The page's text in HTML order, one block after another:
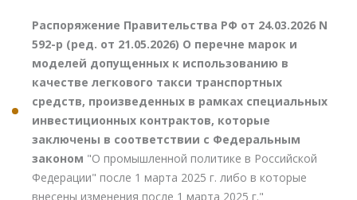
Распоряжение Правительства РФ от 24.03.2026 N
592-р (ред. от 21.05.2026) О перечне марок и
моделей допущенных к использованию в
качестве легкового такси транспортных
средств, произведенных в рамках специальных
инвестиционных контрактов, которые
заключены в соответствии с Федеральным
законом "О промышленной политике в Российской
Федерации" после 1 марта 2025 г. либо в которые
внесены изменения после 1 марта 2025 г."